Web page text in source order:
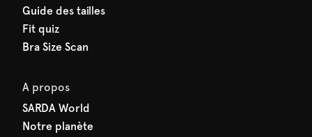
Guide des tailles
Fit quiz
Bra Size Scan
A propos
SARDA World
Notre planète